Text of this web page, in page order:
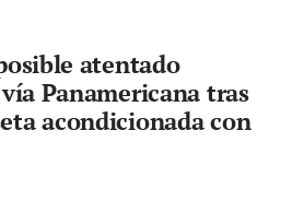
atentado
Panamericana tras
acondicionada con